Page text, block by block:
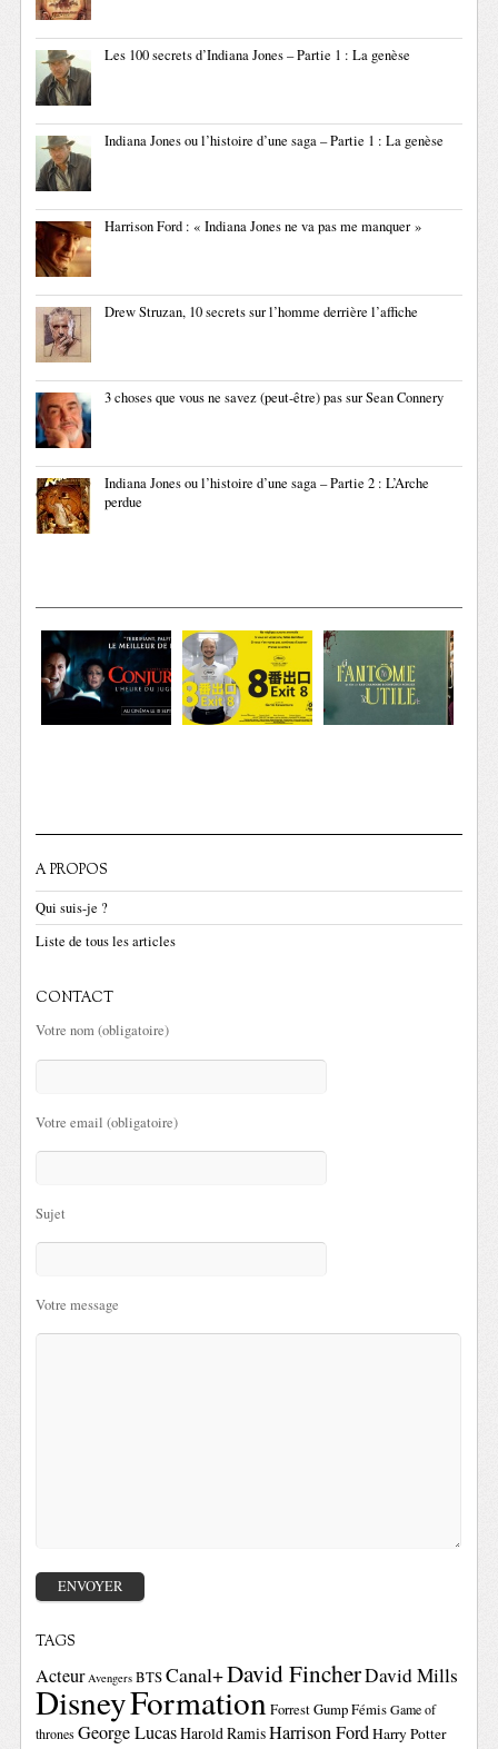
Les 100 secrets d’Indiana Jones – Partie 1 : La genèse
Indiana Jones ou l’histoire d’une saga – Partie 1 : La genèse
Harrison Ford : « Indiana Jones ne va pas me manquer »
Drew Struzan, 10 secrets sur l’homme derrière l’affiche
3 choses que vous ne savez (peut-être) pas sur Sean Connery
Indiana Jones ou l’histoire d’une saga – Partie 2 : L’Arche
perdue
A PROPOS
Qui suis-je ?
Liste de tous les articles
CONTACT
Votre nom (obligatoire)
Votre email (obligatoire)
Sujet
Votre message
TAGS
Acteur Avengers BTSCanal+David FincherDavid Mills
DisneyFormationForrest GumpFémis Game of
thrones George LucasHarold RamisHarrison FordHarry Potter